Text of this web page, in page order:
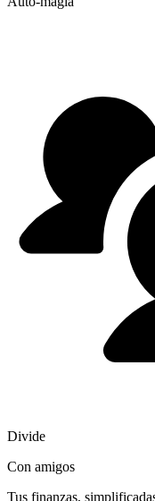
Divide
Con amigos
Tus finanzas,